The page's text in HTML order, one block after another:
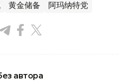
黄金储备 阿玛纳特党
автора